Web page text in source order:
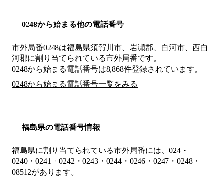
0248から始まる他の電話番号
市外局番0248は福島県須賀川市、岩瀬郡、白河市、西白
河郡に割り当てられている市外局番です。
0248から始まる電話番号は8,868件登録されています。
0248から始まる電話番号一覧をみる
福島県の電話番号情報
福島県に割り当てられている市外局番には、024・
0240・0241・0242・0243・0244・0246・0247・0248・
08512があります。